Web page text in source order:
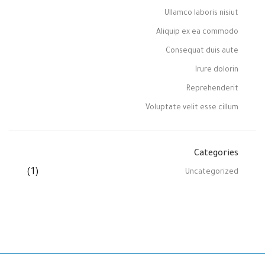
Ullamco laboris nisiut
Aliquip ex ea commodo
Consequat duis aute
Irure dolorin
Reprehenderit
Voluptate velit esse cillum
Categories
Uncategorized
(1)